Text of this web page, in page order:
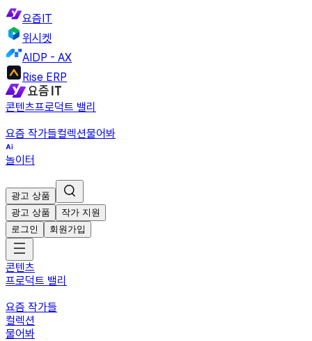
요즘IT
위시켓
AIDP - AX
Rise ERP
콘텐츠프로덕트 밸리
요즘 작가들컬렉션물어봐
놀이터
광고 상품
광고 상품
작가 지원
로그인
회원가입
콘텐츠
프로덕트 밸리
요즘 작가들
컬렉션
물어봐